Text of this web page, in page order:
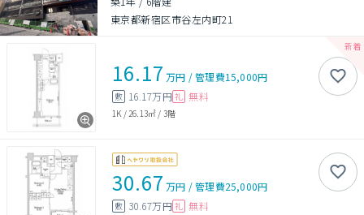
東京都新宿区市谷左内町21
16.17 万円 /管理費15,000円
敷 16.17万円 礼 無料
1K / 26.13㎡ / 3階
30.67 万円 /管理費25,000円
敷 30.67万円 礼 無料